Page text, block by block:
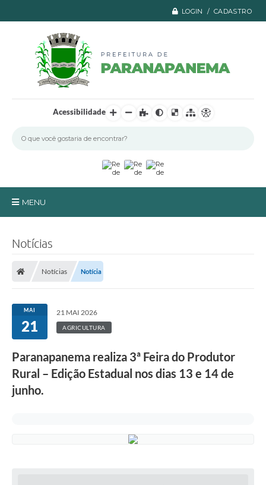
LOGIN / CADASTRO
Acessibilidade
MENU
Transparência
Ouvidoria / SIC
Fale Conosco
Leis Municipais
Notícias
Notícias Notícia
MAI
21
21 MAI 2026
AGRICULTURA
Paranapanema realiza 3ª Feira do Produtor
Rural – Edição Estadual nos dias 13 e 14 de
junho.